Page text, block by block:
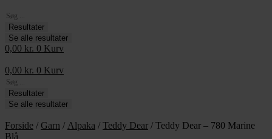
Search
...Resultater
Se alle resultater
0,00 kr. 0 Kurv
0,00 kr. 0 Kurv
Search
...Resultater
Se alle resultater
Forside / Garn / Alpaka / Teddy Dear / Teddy Dear – 780 Marine
Blå